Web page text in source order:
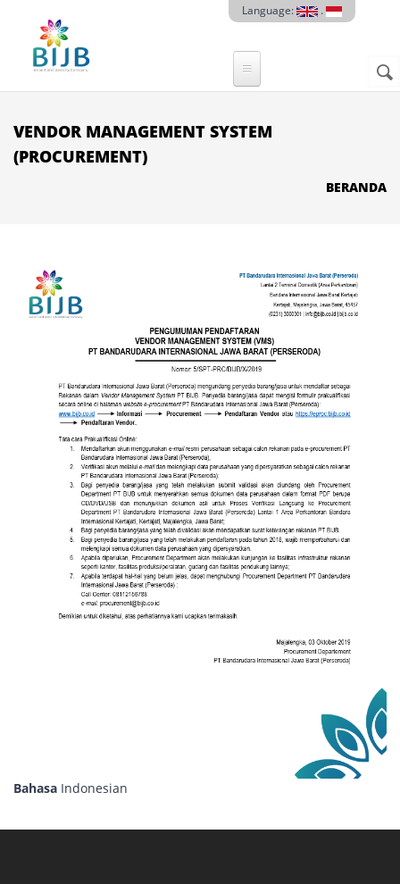
Language: .
VENDOR MANAGEMENT SYSTEM
(PROCUREMENT)
BERANDA
Bahasa Indonesian